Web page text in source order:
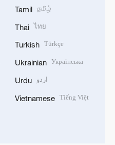
Tamil தமிழ்
Thai ไทย
Turkish Türkçe
Ukrainian Українська
Urdu اردو
Vietnamese Tiếng Việt